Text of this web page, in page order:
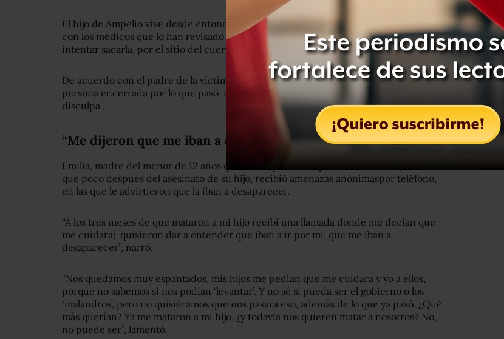
El hijo de Ampelio vive desde entonces con una bala en la ingle, pues de acuerdo
con los médicos que lo han revisado en distintos hospitales, es menos riesgoso que
intentar sacarla, por el sitio del cuerpo en el que se encuentra.
De acuerdo con el padre de la víctima, desde hace casi tres años “no vemos ninguna
persona encerrada por lo que pasó, ni reparación de daños… ni siquiera una
disculpa”.
“Me dijeron que me iban a desaparecer”
Emilia, madre del menor de 12 años que murió por los disparos de militares, señaló
que poco después del asesinato de su hijo, recibió amenazas anónimaspor teléfono,
en las que le advirtieron que la iban a desaparecer.
“A los tres meses de que mataron a mi hijo recibí una llamada donde me decían que
me cuidara; quisieron dar a entender que iban a ir por mi, que me iban a
desaparecer”, narró.
“Nos quedamos muy espantados, mis hijos me pedían que me cuidara y yo a ellos,
porque no sabemos si nos podían ‘levantar’. Y no sé si pueda ser el gobierno o los
‘malandros’, pero no quisiéramos que nos pasara eso, además de lo que ya pasó. ¿Qué
más querían? Ya me mataron a mi hijo, ¿y todavía nos quieren matar a nosotros? No,
no puede ser”, lamentó.